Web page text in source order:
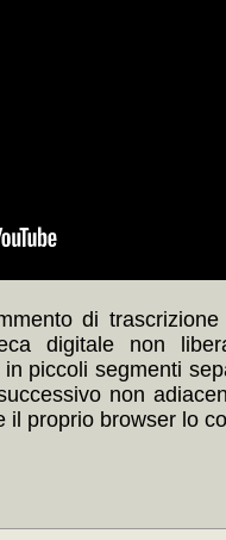
di
digitale non
piccoli segmenti
non
il proprio browser lo